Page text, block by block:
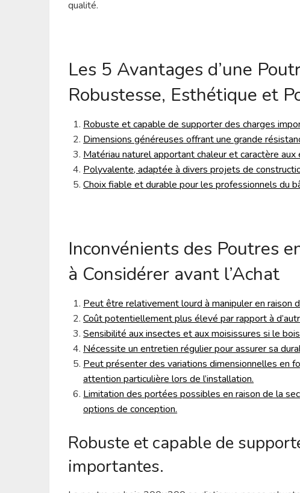
qualité.
Les 5 Avantages d’une
Robustesse, Esthétique et
Robuste et capable de supporter des charges
Dimensions généreuses offrant une grande
Matériau naturel apportant chaleur et caractère aux
Polyvalente, adaptée à divers projets de
Choix fiable et durable pour les professionnels du
Inconvénients des Poutres
à Considérer avant l’Achat
Peut être relativement lourd à manipuler en raison
Coût potentiellement plus élevé par rapport à
Sensibilité aux insectes et aux moisissures si le
Nécessite un entretien régulier pour assurer sa
Peut présenter des variations dimensionnelles en
attention particulière lors de l’installation.
Limitation des portées possibles en raison de la
options de conception.
Robuste et capable de
importantes.